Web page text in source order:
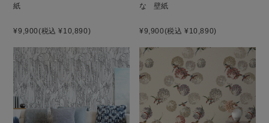
紙
¥9,900(税込 ¥10,890)
な 壁紙
¥9,900(税込 ¥10,890)